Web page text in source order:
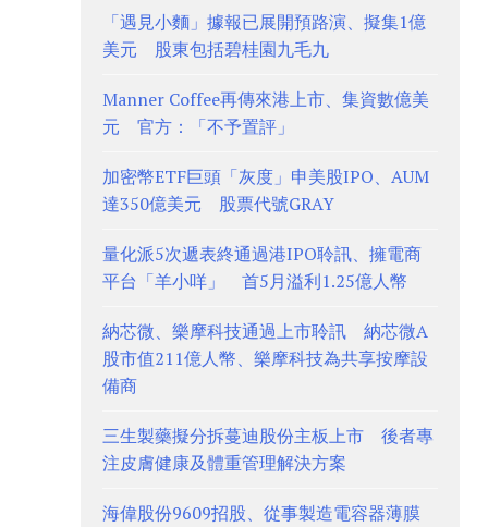
「遇見小麵」據報已展開預路演、擬集1億
美元 股東包括碧桂園九毛九
Manner Coffee再傳來港上市、集資數億美
元 官方：「不予置評」
加密幣ETF巨頭「灰度」申美股IPO、AUM
達350億美元 股票代號GRAY
量化派5次遞表終通過港IPO聆訊、擁電商
平台「羊小咩」 首5月溢利1.25億人幣
納芯微、樂摩科技通過上市聆訊 納芯微A
股市值211億人幣、樂摩科技為共享按摩設
備商
三生製藥擬分拆蔓迪股份主板上市 後者專
注皮膚健康及體重管理解決方案
海偉股份9609招股、從事製造電容器薄膜